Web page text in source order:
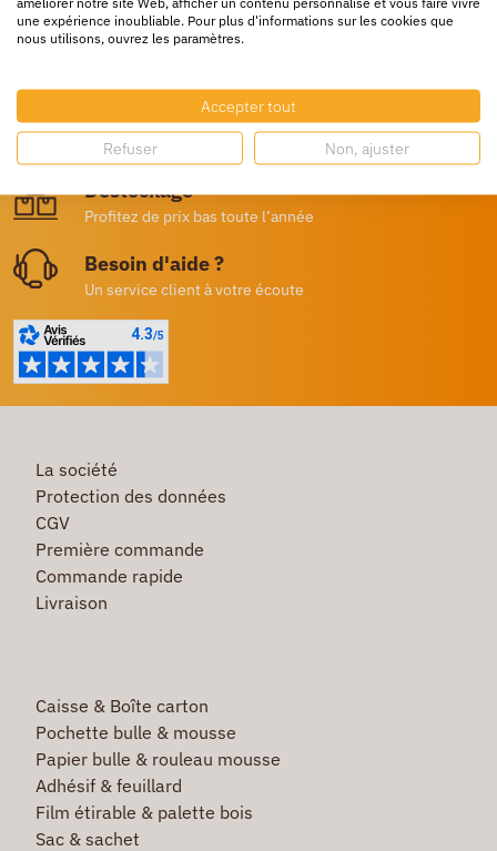
Livraison rapide
Livraison gratuite
Dès 250€ HT d’achat
Destockage
Profitez de prix bas toute l’année
Besoin d'aide ?
Un service client à votre écoute
La société
Protection des données
CGV
Première commande
Commande rapide
Livraison
Caisse & Boîte carton
Pochette bulle & mousse
Papier bulle & rouleau mousse
Adhésif & feuillard
Film étirable & palette bois
Sac & sachet
une expérience inoubliable. Pour plus d'informations sur les cookies que
nous utilisons, ouvrez les paramètres.
Accepter tout
Refuser Non, ajuster